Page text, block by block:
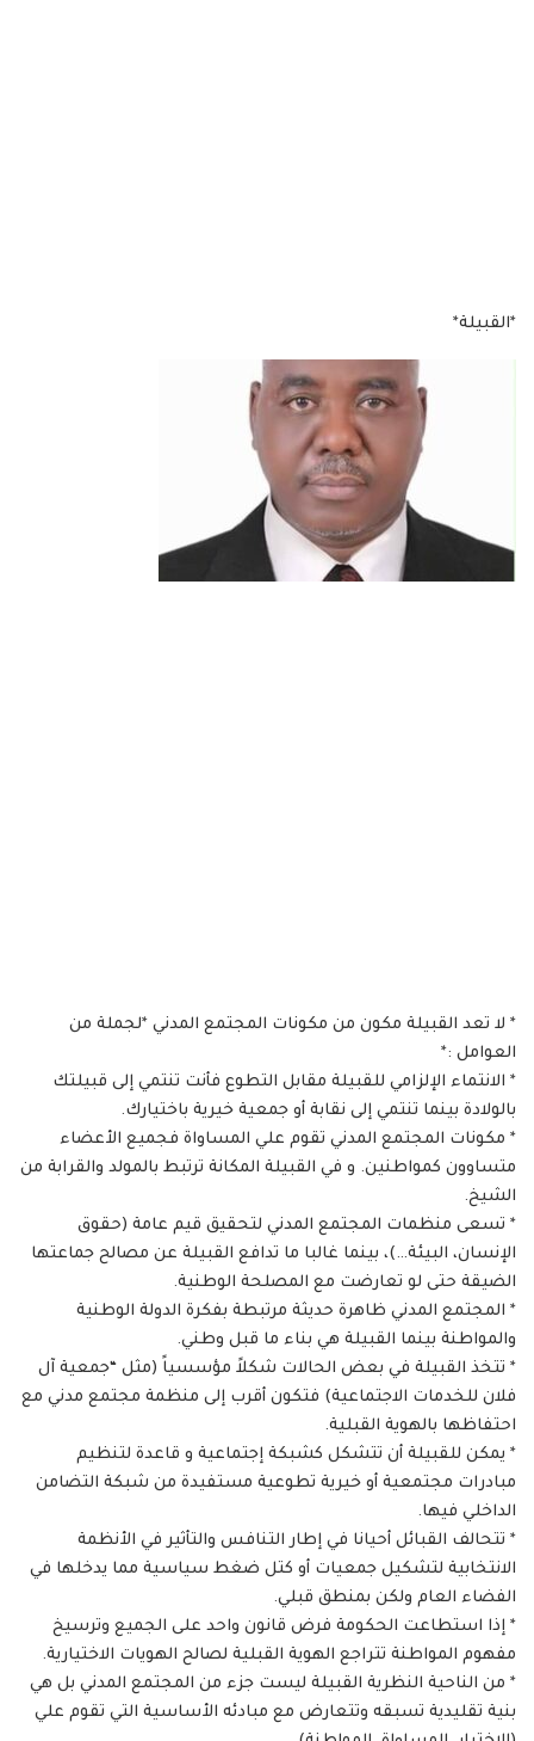
*القبيلة*
* لا تعد القبيلة مكون من مكونات المجتمع المدني *لجملة من
العوامل :*
* الانتماء الإلزامي للقبيلة مقابل التطوع فأنت تنتمي إلى قبيلتك
بالولادة بينما تنتمي إلى نقابة أو جمعية خيرية باختيارك.
* مكونات المجتمع المدني تقوم علي المساواة فجميع الأعضاء
متساوون كمواطنين. و في القبيلة المكانة ترتبط بالمولد والقرابة من
الشيخ.
* تسعى منظمات المجتمع المدني لتحقيق قيم عامة (حقوق
الإنسان، البيئة…)، بينما غالبا ما تدافع القبيلة عن مصالح جماعتها
الضيقة حتى لو تعارضت مع المصلحة الوطنية.
* المجتمع المدني ظاهرة حديثة مرتبطة بفكرة الدولة الوطنية
والمواطنة بينما القبيلة هي بناء ما قبل وطني.
* تتخذ القبيلة في بعض الحالات شكلاً مؤسسياً (مثل “جمعية آل
فلان للخدمات الاجتماعية) فتكون أقرب إلى منظمة مجتمع مدني مع
احتفاظها بالهوية القبلية.
* يمكن للقبيلة أن تتشكل كشبكة إجتماعية و قاعدة لتنظيم
مبادرات مجتمعية أو خيرية تطوعية مستفيدة من شبكة التضامن
الداخلي فيها.
* تتحالف القبائل أحيانا في إطار التنافس والتأثير في الأنظمة
الانتخابية لتشكيل جمعيات أو كتل ضغط سياسية مما يدخلها في
الفضاء العام ولكن بمنطق قبلي.
* إذا استطاعت الحكومة فرض قانون واحد على الجميع وترسيخ
مفهوم المواطنة تتراجع الهوية القبلية لصالح الهويات الاختيارية.
* من الناحية النظرية القبيلة ليست جزء من المجتمع المدني بل هي
بنية تقليدية تسبقه وتتعارض مع مبادئه الأساسية التي تقوم علي